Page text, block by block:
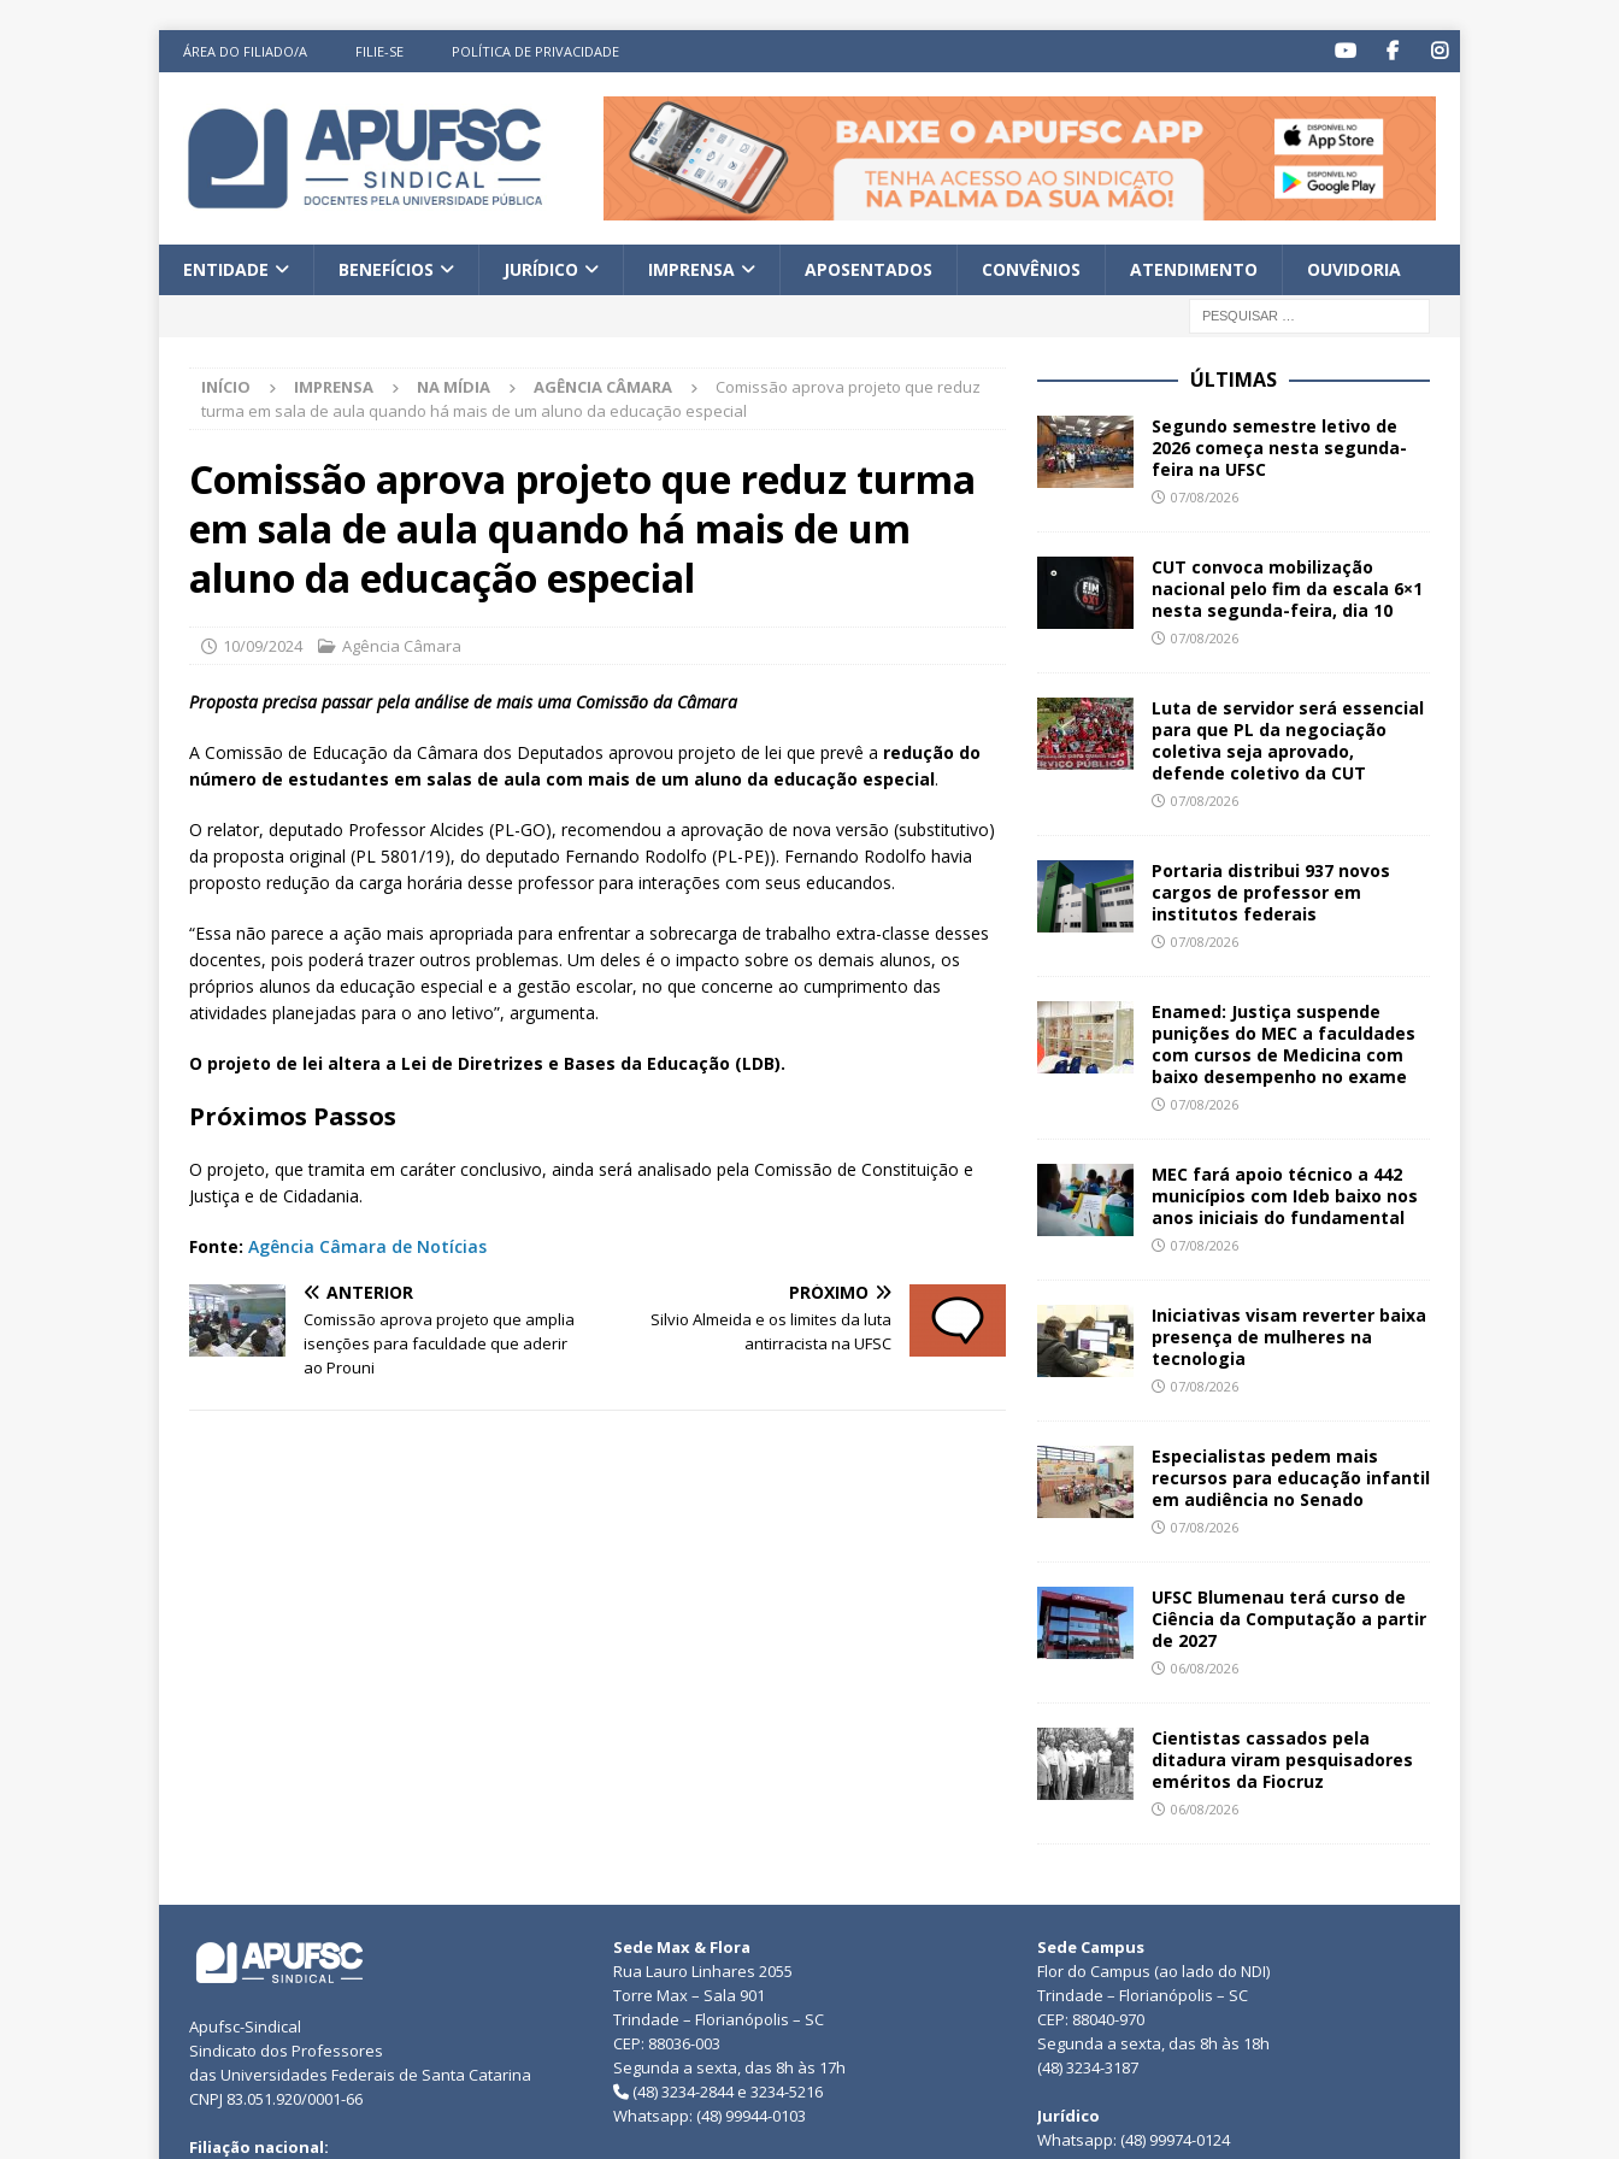
ÁREA DO FILIADO/A FILIE-SE POLÍTICA DE PRIVACIDADE
ENTIDADE BENEFÍCIOS JURÍDICO IMPRENSA APOSENTADOS CONVÊNIOS ATENDIMENTO OUVIDORIA
INÍCIO IMPRENSA NA MÍDIA AGÊNCIA CÂMARA
Comissão aprova projeto que reduz
turma em sala de aula quando há mais de um aluno da educação especial
Comissão aprova projeto que reduz turma
em sala de aula quando há mais de um
aluno da educação especial
10/09/2024 Agência Câmara
Proposta precisa passar pela análise de mais uma Comissão da Câmara
A Comissão de Educação da Câmara dos Deputados aprovou projeto de lei que prevê a redução do
número de estudantes em salas de aula com mais de um aluno da educação especial.
O relator, deputado Professor Alcides (PL-GO), recomendou a aprovação de nova versão (substitutivo)
da proposta original (PL 5801/19), do deputado Fernando Rodolfo (PL-PE)). Fernando Rodolfo havia
proposto redução da carga horária desse professor para interações com seus educandos.
“Essa não parece a ação mais apropriada para enfrentar a sobrecarga de trabalho extra-classe desses
docentes, pois poderá trazer outros problemas. Um deles é o impacto sobre os demais alunos, os
próprios alunos da educação especial e a gestão escolar, no que concerne ao cumprimento das
atividades planejadas para o ano letivo”, argumenta.
O projeto de lei altera a Lei de Diretrizes e Bases da Educação (LDB).
Próximos Passos
O projeto, que tramita em caráter conclusivo, ainda será analisado pela Comissão de Constituição e
Justiça e de Cidadania.
Fonte: Agência Câmara de Notícias
ANTERIOR
Comissão aprova projeto que amplia
isenções para faculdade que aderir
ao Prouni
PRÓXIMO
Silvio Almeida e os limites da luta
antirracista na UFSC
ÚLTIMAS
Segundo semestre letivo de
2026 começa nesta segunda-
feira na UFSC
07/08/2026
CUT convoca mobilização
nacional pelo fim da escala 6×1
nesta segunda-feira, dia 10
07/08/2026
Luta de servidor será essencial
para que PL da negociação
coletiva seja aprovado,
defende coletivo da CUT
07/08/2026
Portaria distribui 937 novos
cargos de professor em
institutos federais
07/08/2026
Enamed: Justiça suspende
punições do MEC a faculdades
com cursos de Medicina com
baixo desempenho no exame
07/08/2026
MEC fará apoio técnico a 442
municípios com Ideb baixo nos
anos iniciais do fundamental
07/08/2026
Iniciativas visam reverter baixa
presença de mulheres na
tecnologia
07/08/2026
Especialistas pedem mais
recursos para educação infantil
em audiência no Senado
07/08/2026
UFSC Blumenau terá curso de
Ciência da Computação a partir
de 2027
06/08/2026
Cientistas cassados pela
ditadura viram pesquisadores
eméritos da Fiocruz
06/08/2026
Apufsc-Sindical
Sindicato dos Professores
das Universidades Federais de Santa Catarina
CNPJ 83.051.920/0001-66
Filiação nacional:
Sede Max & Flora
Rua Lauro Linhares 2055
Torre Max – Sala 901
Trindade – Florianópolis – SC
CEP: 88036-003
Segunda a sexta, das 8h às 17h
(48) 3234-2844 e 3234-5216
Whatsapp: (48) 99944-0103
Sede Campus
Flor do Campus (ao lado do NDI)
Trindade – Florianópolis – SC
CEP: 88040-970
Segunda a sexta, das 8h às 18h
(48) 3234-3187
Jurídico
Whatsapp: (48) 99974-0124